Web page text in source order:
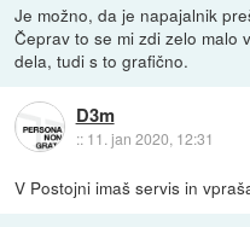
Je možno, da je napajalnik
Čeprav to se mi zdi zelo malo
dela, tudi s to grafično.
D3m
:: 11. jan 2020, 12:31
V Postojni imaš servis in